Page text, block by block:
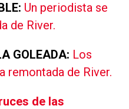
Un periodista se
de River.
GOLEADA: Los
remontada de River.
de las